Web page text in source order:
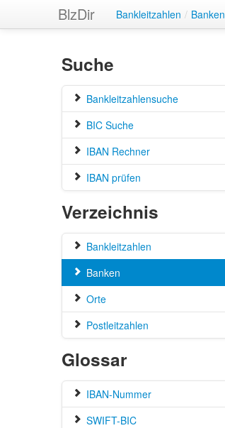
BlzDir Bankleitzahlen / Banken
Suche
Bankleitzahlensuche
BIC Suche
IBAN Rechner
IBAN prüfen
Verzeichnis
Bankleitzahlen
Banken
Orte
Postleitzahlen
Glossar
IBAN-Nummer
SWIFT-BIC